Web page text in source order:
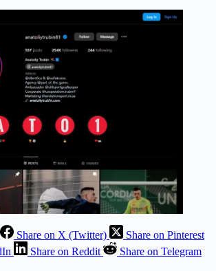
Share on X (Twitter)
Share on Pinterest
Share on Reddit Share on Telegram